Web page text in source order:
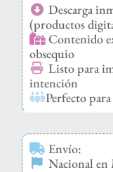
Descarga
(productos
Contenido
obsequio
Listo para
intención
Perfecto
Envío:
Nacional en